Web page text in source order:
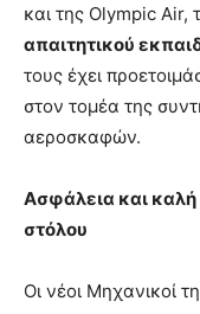
και της Olympic
απαιτητικού
τους έχει
στον τομέα της
αεροσκαφών.
Ασφάλεια και καλή
στόλου
Οι νέοι Μηχανικοί